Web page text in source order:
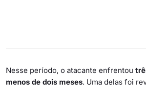
Nesse período, o atacante enfrentou
menos de dois meses. Uma delas foi